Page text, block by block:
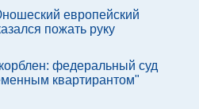
европейский
пожать руку
федеральный суд
квартирантом"